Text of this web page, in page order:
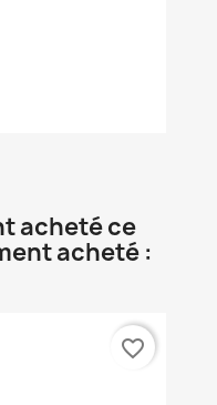
acheté ce
acheté :
favorite_border